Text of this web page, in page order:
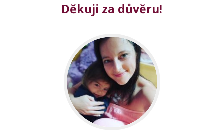
Děkuji za důvěru!